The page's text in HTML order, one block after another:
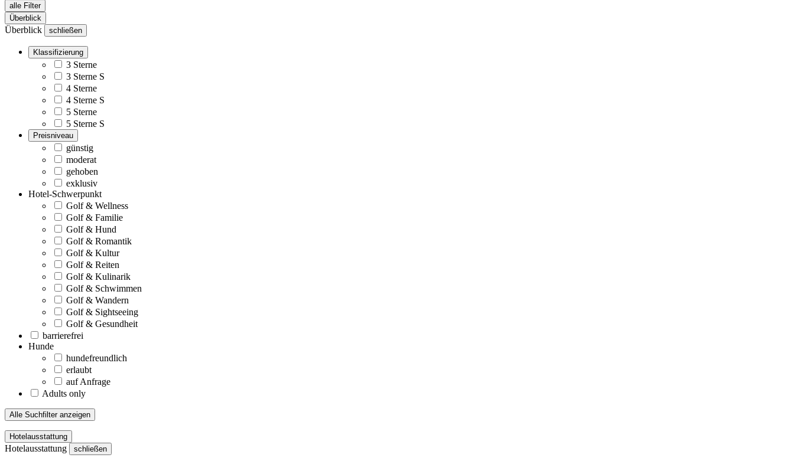
alle Filter
Überblick
Überblick schließen
Klassifizierung
3 Sterne
3 Sterne S
4 Sterne
4 Sterne S
5 Sterne
5 Sterne S
Preisniveau
günstig
moderat
gehoben
exklusiv
Hotel-Schwerpunkt
Golf & Wellness
Golf & Familie
Golf & Hund
Golf & Romantik
Golf & Kultur
Golf & Reiten
Golf & Kulinarik
Golf & Schwimmen
Golf & Wandern
Golf & Sightseeing
Golf & Gesundheit
barrierefrei
Hunde
hundefreundlich
erlaubt
auf Anfrage
Adults only
Alle Suchfilter anzeigen
Hotelausstattung
Hotelausstattung schließen